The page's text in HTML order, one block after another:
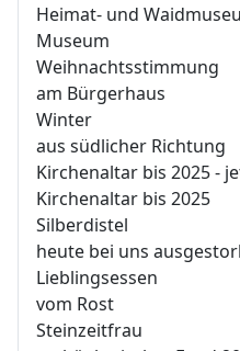
Heimat- und
Museum
Weihnachtsstimmung
am Bürgerhaus
Winter
aus südlicher Richtung
Kirchenaltar bis 2025 -
Kirchenaltar bis 2025
Silberdistel
heute bei uns
Lieblingsessen
vom Rost
Steinzeitfrau